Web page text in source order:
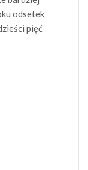
odsetek
pięć